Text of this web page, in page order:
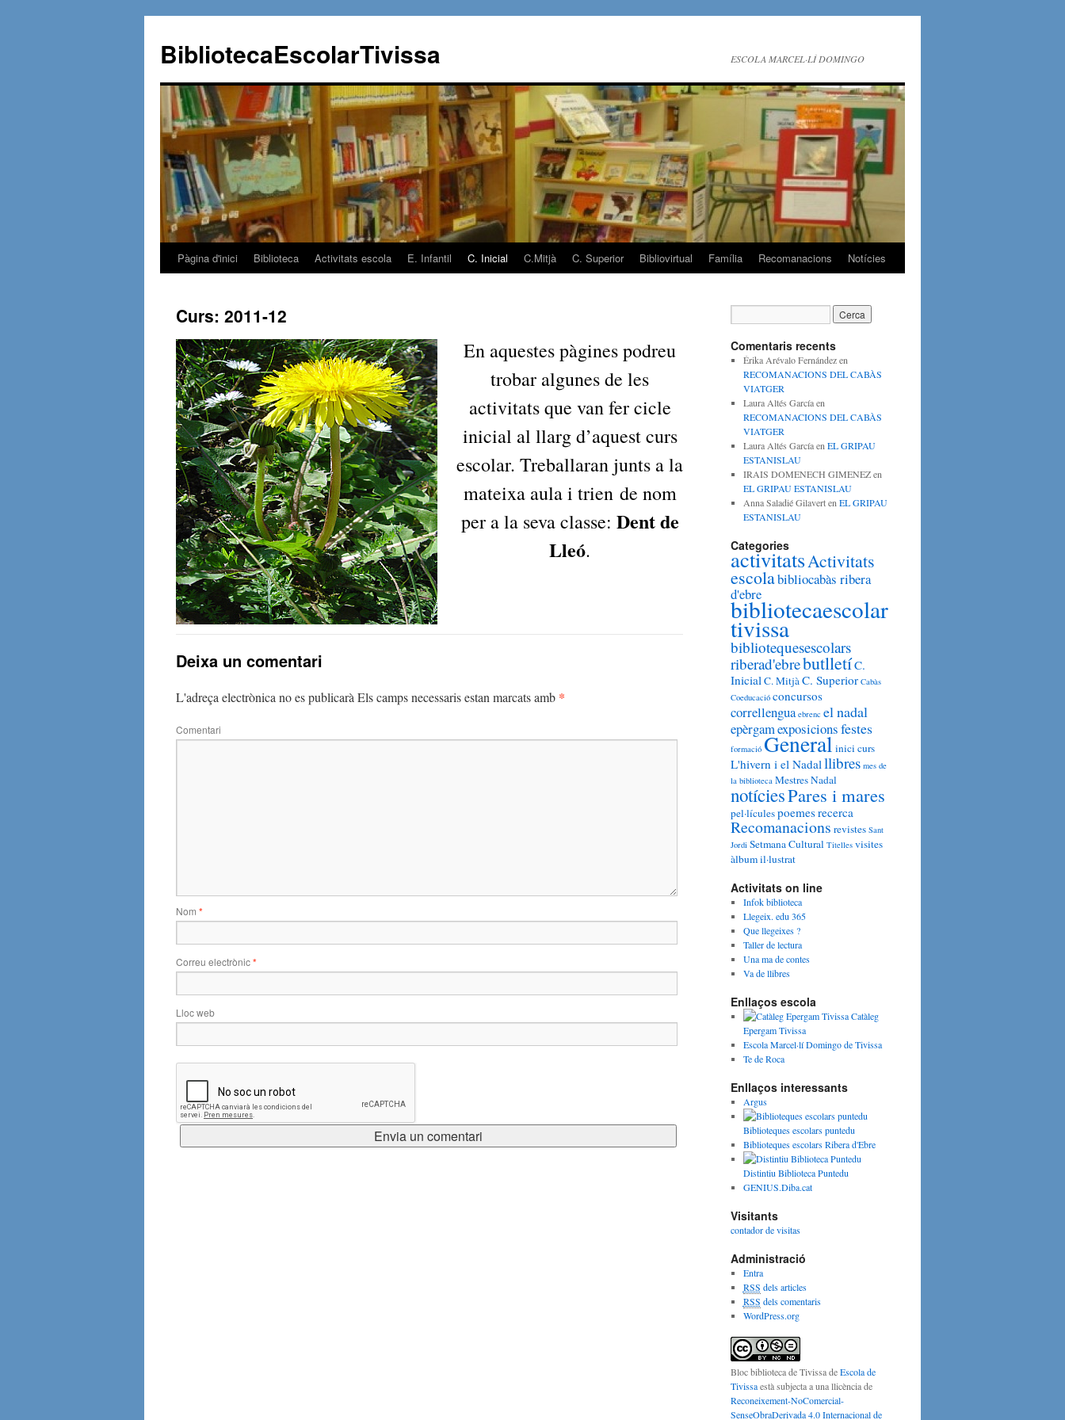
BibliotecaEscolarTivissa ESCOLA MARCEL·LÍ DOMINGO
Vés
contingut
Pàgina d'inici Biblioteca Activitats escola E. Infantil C. Inicial C.Mitjà C. Superior Bibliovirtual Família Recomanacions Notícies
Curs: 2011-12
En aquestes pàgines podreu
trobar algunes de les
activitats que van fer cicle
inicial al llarg d’aquest curs
escolar. Treballaran junts a la
mateixa aula i trien de nom
per a la seva classe: Dent de
Lleó.
Deixa un comentari
L'adreça electrònica no es publicarà Els camps necessaris estan marcats amb *
Comentari
Nom *
Correu electrònic*
Lloc web
Comentaris recents
Érika Arévalo Fernándezen
RECOMANACIONS DEL CABÀS
VIATGER
Laura Altés Garcíaen
RECOMANACIONS DEL CABÀS
VIATGER
Laura Altés Garcíaen EL GRIPAU
ESTANISLAU
IRAIS DOMENECH GIMENEZen
EL GRIPAU ESTANISLAU
Anna Saladié Gilaverten EL GRIPAU
ESTANISLAU
Categories
activitatsActivitats
escolabibliocabàs ribera
d'ebre
bibliotecaescolar
tivissa
bibliotequesescolars
riberad'ebrebutlletíC.
InicialC. MitjàC. Superior Cabàs
Coeducació concursos
correllengua ebrenc el nadal
epèrgamexposicionsfestes
formació Generalinici curs
L'hivern i el Nadalllibres mes de
la biblioteca MestresNadal
notíciesPares i mares
pel·lículespoemesrecerca
Recomanacions revistes Sant
Jordi Setmana Cultural Titelles visites
àlbum il·lustrat
Activitats on line
Infok biblioteca
Llegeix. edu 365
Que llegeixes ?
Taller de lectura
Una ma de contes
Va de llibres
Enllaços escola
Catàleg
Epergam Tivissa
Escola Marcel·lí Domingo de Tivissa
Te de Roca
Enllaços interessants
Argus
Biblioteques escolars puntedu
Biblioteques escolars Ribera d'Ebre
Distintiu Biblioteca Puntedu
GENIUS.Diba.cat
Visitants
contador de visitas
Administració
Entra
RSS dels articles
RSS dels comentaris
WordPress.org
Bloc biblioteca de TivissadeEscola de
Tivissaestà subjecta a una llicència de
Reconeixement-NoComercial-
SenseObraDerivada 4.0 Internacional de